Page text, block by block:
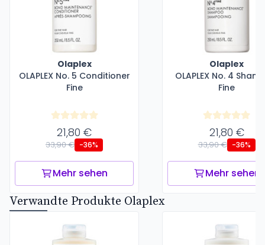
Olaplex
OLAPLEX No. 5 Conditioner
Fine
21,80 €
33,90 € -36%
Mehr sehen
Olaplex
OLAPLEX No. 4
Fine
21,80 €
33,90 € -36%
Mehr sehen
Verwandte Produkte Olaplex